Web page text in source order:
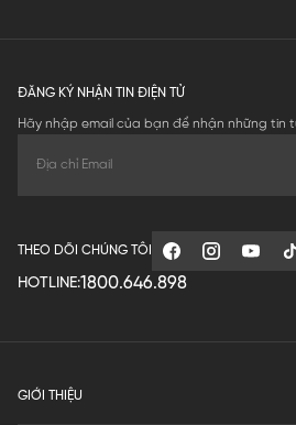
ĐĂNG KÝ NHẬN TIN ĐIỆN TỬ
Hãy nhập email của bạn để nhận những tin
THEO DÕI CHÚNG TÔI
HOTLINE:1800.646.898
GIỚI THIỆU